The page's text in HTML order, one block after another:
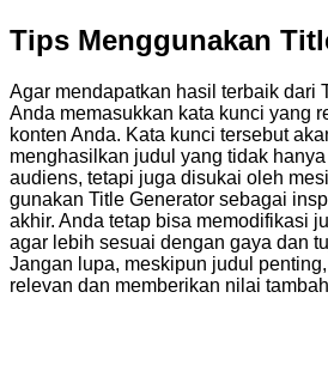
Tips Menggunakan
Agar mendapatkan hasil terbaik dari
Anda memasukkan kata kunci yang
konten Anda. Kata kunci tersebut
menghasilkan judul yang tidak
audiens, tetapi juga disukai oleh
gunakan Title Generator sebagai
akhir. Anda tetap bisa memodifikasi
agar lebih sesuai dengan gaya dan
Jangan lupa, meskipun judul
relevan dan memberikan nilai